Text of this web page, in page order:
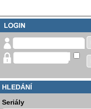
HLEDÁNÍ
Seriály